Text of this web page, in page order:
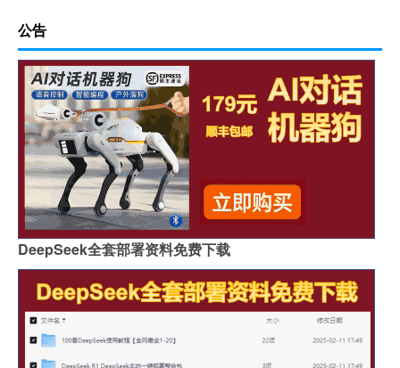
公告
DeepSeek全套部署资料免费下载